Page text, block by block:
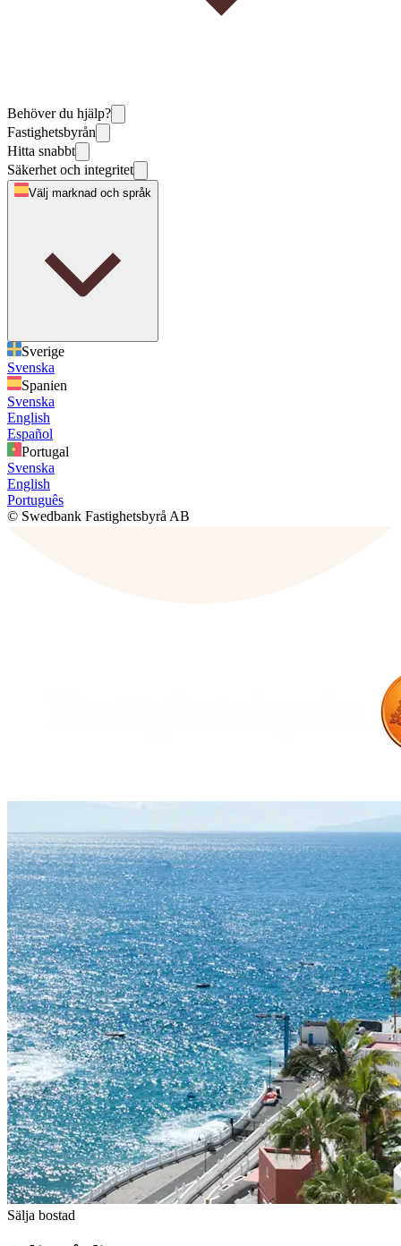
Behöver du hjälp?
Fastighetsbyrån
Hitta snabbt
Säkerhet och integritet
Välj marknad och språk
Sverige
Svenska
Spanien
Svenska
English
Español
Portugal
Svenska
English
Português
© Swedbank Fastighetsbyrå AB
Sälja bostad